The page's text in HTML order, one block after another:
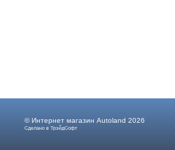
© Интернет магазин Autoland 2026
Сделано в ТрэйдСофт